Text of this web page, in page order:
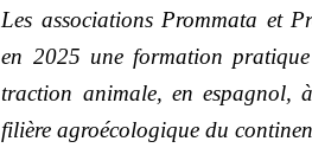
Les associations Prommata et
en 2025 une formation
traction animale, en espagnol,
filière agroécologique du